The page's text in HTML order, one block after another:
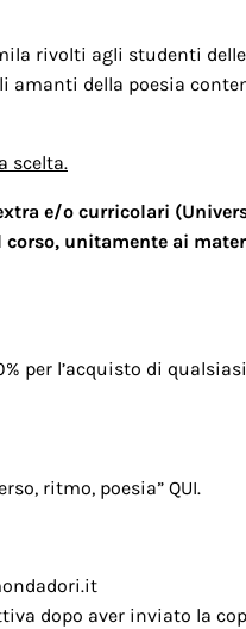
rivolti agli studenti
della poesia
scelta.
e/o curricolari
unitamente ai
per l’acquisto di
ritmo, poesia” QUI.
dopo aver inviato la